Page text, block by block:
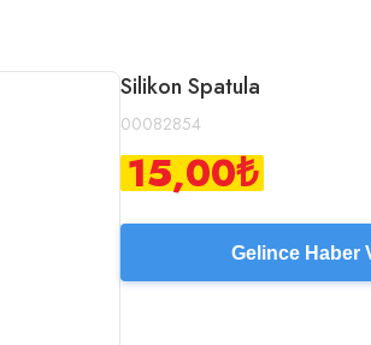
Silikon Spatula
00082854
15,00₺
Gelince Haber